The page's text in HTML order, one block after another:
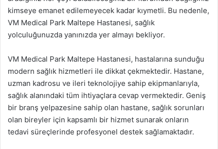
kimseye emanet edilemeyecek kadar kıymetli. Bu nedenle,
VM Medical Park Maltepe Hastanesi, sağlık
yolculuğunuzda yanınızda yer almayı bekliyor.
VM Medical Park Maltepe Hastanesi, hastalarına sunduğu
modern sağlık hizmetleri ile dikkat çekmektedir. Hastane,
uzman kadrosu ve ileri teknolojiye sahip ekipmanlarıyla,
sağlık alanındaki tüm ihtiyaçlara cevap vermektedir. Geniş
bir branş yelpazesine sahip olan hastane, sağlık sorunları
olan bireyler için kapsamlı bir hizmet sunarak onların
tedavi süreçlerinde profesyonel destek sağlamaktadır.